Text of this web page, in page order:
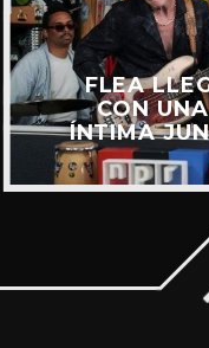
FLEA
CON
ÍNTIMA